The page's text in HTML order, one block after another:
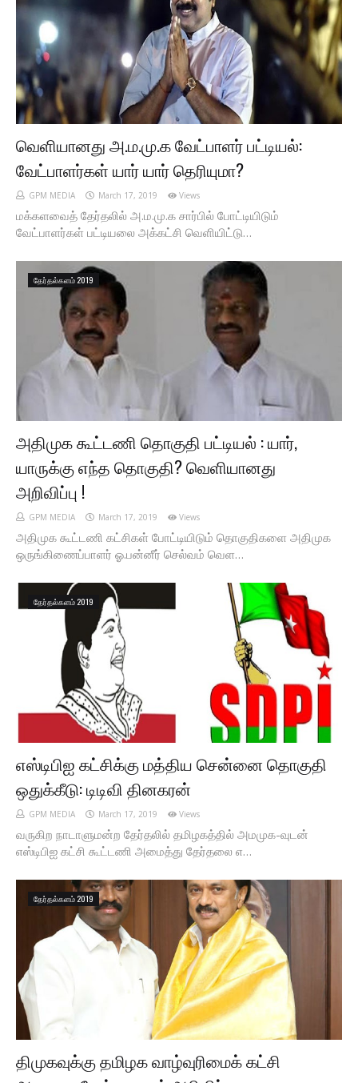
வெளியானது அ.ம.மு.க வேட்பாளர் பட்டியல்:
வேட்பாளர்கள் யார் யார் தெரியுமா?
GPM MEDIA March 17, 2019 Views
மக்களவைத் தேர்தலில் அ.ம.மு.க சார்பில் போட்டியிடும்
வேட்பாளர்கள் பட்டியலை அக்கட்சி வெளியிட்டு…
தேர்தல்களம் 2019
அதிமுக கூட்டணி தொகுதி பட்டியல் : யார்,
யாருக்கு எந்த தொகுதி? வெளியானது
அறிவிப்பு !
GPM MEDIA March 17, 2019 Views
அதிமுக கூட்டணி கட்சிகள் போட்டியிடும் தொகுதிகளை அதிமுக
ஒருங்கிணைப்பாளர் ஓ.பன்னீர் செல்வம் வெள…
தேர்தல்களம் 2019
எஸ்டிபிஐ கட்சிக்கு மத்திய சென்னை தொகுதி
ஒதுக்கீடு: டிடிவி தினகரன்
GPM MEDIA March 17, 2019 Views
வருகிற நாடாளுமன்ற தேர்தலில் தமிழகத்தில் அமமுக-வுடன்
எஸ்டிபிஐ கட்சி கூட்டணி அமைத்து தேர்தலை எ…
தேர்தல்களம் 2019
திமுகவுக்கு தமிழக வாழ்வுரிமைக் கட்சி